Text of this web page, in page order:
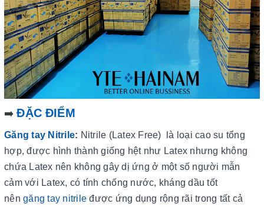
➡️ĐẶC ĐIỂM
Găng tay Nitrile: Nitrile (Latex Free) là loại cao su tổng
hợp, được hình thành giống hệt như Latex nhưng không
chứa Latex nên không gây dị ứng ở một số người mẫn
cảm với Latex, có tính chống nước, kháng dầu tốt
nên găng tay nitrileđược ứng dụng rộng rãi trong tất cả